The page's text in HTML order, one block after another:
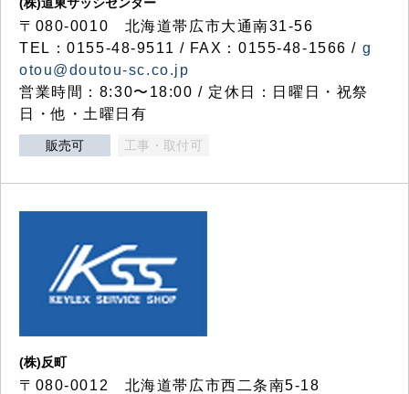
〒080-0010 北海道帯広市大通南31-56
TEL：0155-48-9511 / FAX：0155-48-1566 / g
otou@doutou-sc.co.jp
営業時間：8:30〜18:00 / 定休日：日曜日・祝祭
日・他・土曜日有
販売可 工事・取付可
(株)反町
〒080-0012 北海道帯広市西二条南5-18